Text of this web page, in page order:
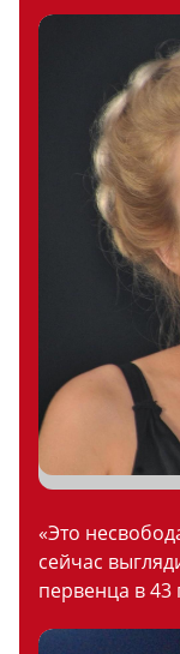
«Это
сейчас
первенца в 43